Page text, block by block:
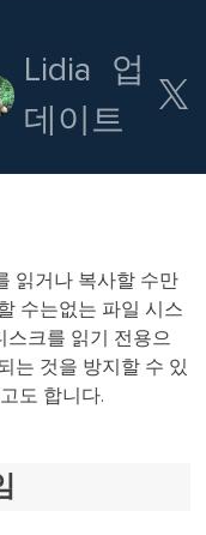
Lidia
업
데이트

읽거나 복사할 수만
수는없는 파일 시스
스크를 읽기 전용으
는 것을 방지할 수 있
도 합니다.